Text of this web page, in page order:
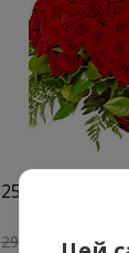
251 червона
29 284 грн